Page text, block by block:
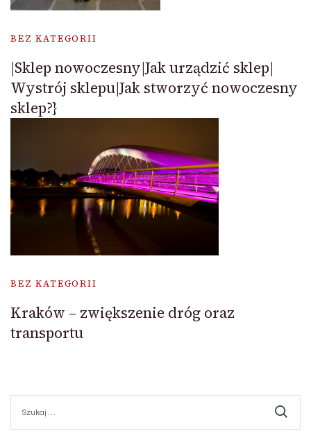
BEZ KATEGORII
|Sklep nowoczesny|Jak urządzić sklep|
Wystrój sklepu|Jak stworzyć nowoczesny
sklep?}
BEZ KATEGORII
Kraków – zwiększenie dróg oraz
transportu